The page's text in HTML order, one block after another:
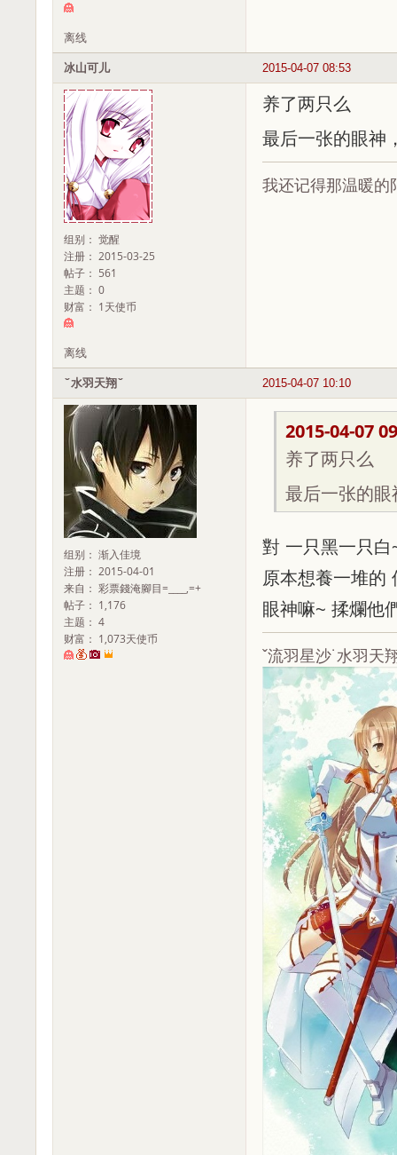
离线
2015-04-07 08:53
冰山可儿
组别： 觉醒
注册： 2015-03-25
帖子： 561
主题： 0
财富： 1天使币
养了两只么
最后一张的眼神
我还记得那温暖的
离线
2015-04-07 10:10
ˇ水羽天翔ˇ
组别： 渐入佳境
注册： 2015-04-01
来自： 彩票錢淹腳目=____,=+
帖子： 1,176
主题： 4
财富： 1,073天使币
2015-04-07
养了两只么
最后一张的眼
對 一只黑一只白
原本想養一堆的
眼神嘛~ 揉爛他
ˇ流羽星沙˙水羽天